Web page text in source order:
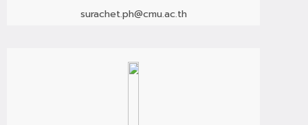
surachet.ph@cmu.ac.th